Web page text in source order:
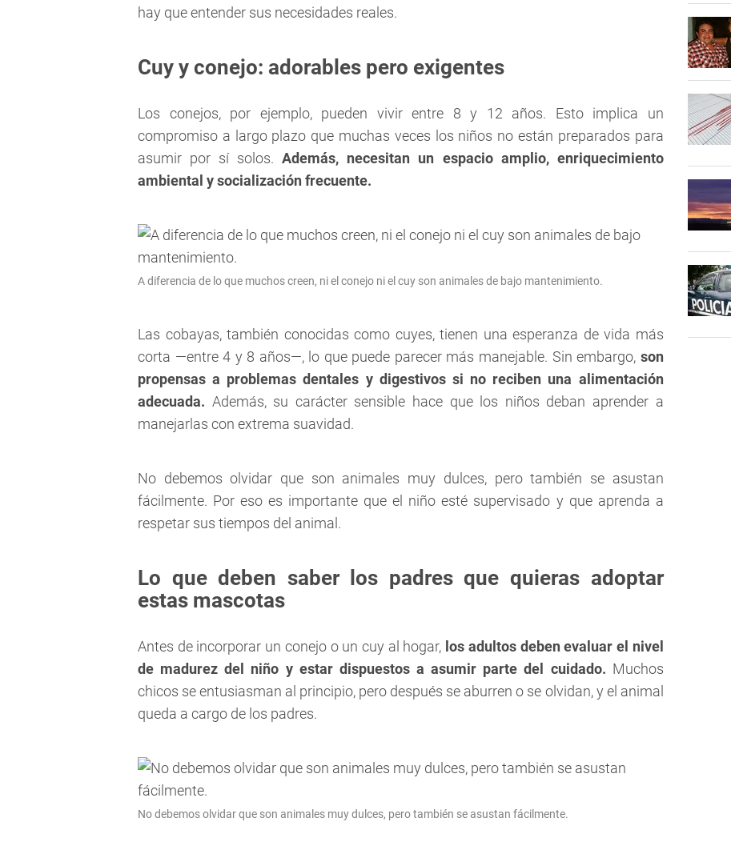
hay que entender sus necesidades reales.
Cuy y conejo: adorables pero exigentes
Los conejos, por ejemplo, pueden vivir entre 8 y 12 años. Esto implica un
compromiso a largo plazo que muchas veces los niños no están preparados para
asumir por sí solos.Además, necesitan un espacio amplio, enriquecimiento
ambiental y socialización frecuente.
A diferencia de lo que muchos creen, ni el conejo ni el cuy son animales de bajo mantenimiento.
Las cobayas, también conocidas como cuyes, tienen una esperanza de vida más
corta —entre 4 y 8 años—, lo que puede parecer más manejable. Sin embargo, son
propensas a problemas dentales y digestivos si no reciben una alimentación
adecuada. Además, su carácter sensible hace que los niños deban aprender a
manejarlas con extrema suavidad.
No debemos olvidar que son animales muy dulces, pero también se asustan
fácilmente. Por eso es importante que el niño esté supervisado y que aprenda a
respetar sus tiempos del animal.
Lo que deben saber los padres que quieras adoptar
estas mascotas
Antes de incorporar un conejo o un cuy al hogar, los adultos deben evaluar el nivel
de madurez del niño y estar dispuestos a asumir parte del cuidado. Muchos
chicos se entusiasman al principio, pero después se aburren o se olvidan, y el animal
queda a cargo de los padres.
No debemos olvidar que son animales muy dulces, pero también se asustan fácilmente.